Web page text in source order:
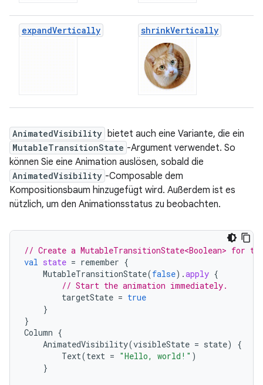
expandVertically shrinkVertically
AnimatedVisibility bietet auch eine Variante, die ein
MutableTransitionState -Argument verwendet. So
können Sie eine Animation auslösen, sobald die
AnimatedVisibility -Composable dem
Kompositionsbaum hinzugefügt wird. Außerdem ist es
nützlich, um den Animationsstatus zu beobachten.
// Create a MutableTransitionState<Boolean> for
val state = remember {
MutableTransitionState(false).apply {
// Start the animation immediately.
targetState = true
}
}
Column {
AnimatedVisibility(visibleState = state)
{
Text(text = "Hello, world!" )
}